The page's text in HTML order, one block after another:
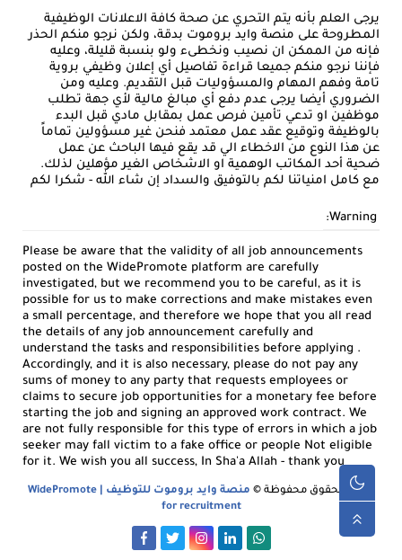
يرجى العلم بأنه يتم التحري عن صحة كافة الاعلانات الوظيفية
المطروحة على منصة وايد بروموت بدقة، ولكن نرجو منكم الحذر
فإنه من الممكن ان نصيب ونخطىء ولو بنسبة قليلة، وعليه
فإننا نرجو منكم جميعا قراءة تفاصيل أي إعلان وظيفي بروية
تامة وفهم المهام والمسؤوليات قبل التقديم. وعليه ومن
الضروري أيضا يرجى عدم دفع أي مبالغ مالية لأي جهة تطلب
موظفين او تدعي تأمين فرص عمل بمقابل مادي قبل البدء
بالوظيفة وتوقيع عقد عمل معتمد فنحن غير مسؤولين تماماً
عن هذا النوع من الاخطاء الي قد يقع فيها الباحث عن عمل
ضحية أحد المكاتب الوهمية او الاشخاص الغير مؤهلين لذلك.
مع كامل امنياتنا لكم بالتوفيق والسداد إن شاء الله - شكرا لكم
Warning:
Please be aware that the validity of all job announcements
posted on the WidePromote platform are carefully
investigated, but we recommend you to be careful, as it is
possible for us to make corrections and make mistakes even
a small percentage, and therefore we hope that you all read
the details of any job announcement carefully and
understand the tasks and responsibilities before applying .
Accordingly, and it is also necessary, please do not pay any
sums of money to any party that requests employees or
claims to secure job opportunities for a monetary fee before
starting the job and signing an approved work contract. We
are not fully responsible for this type of errors in which a job
seeker may fall victim to a fake office or people Not eligible
for it. We wish you all success, In Sha'a Allah - thank you
جميع الحقوق محفوظة ©
منصة وايد بروموت للتوظيف | WidePromote
for recruitment